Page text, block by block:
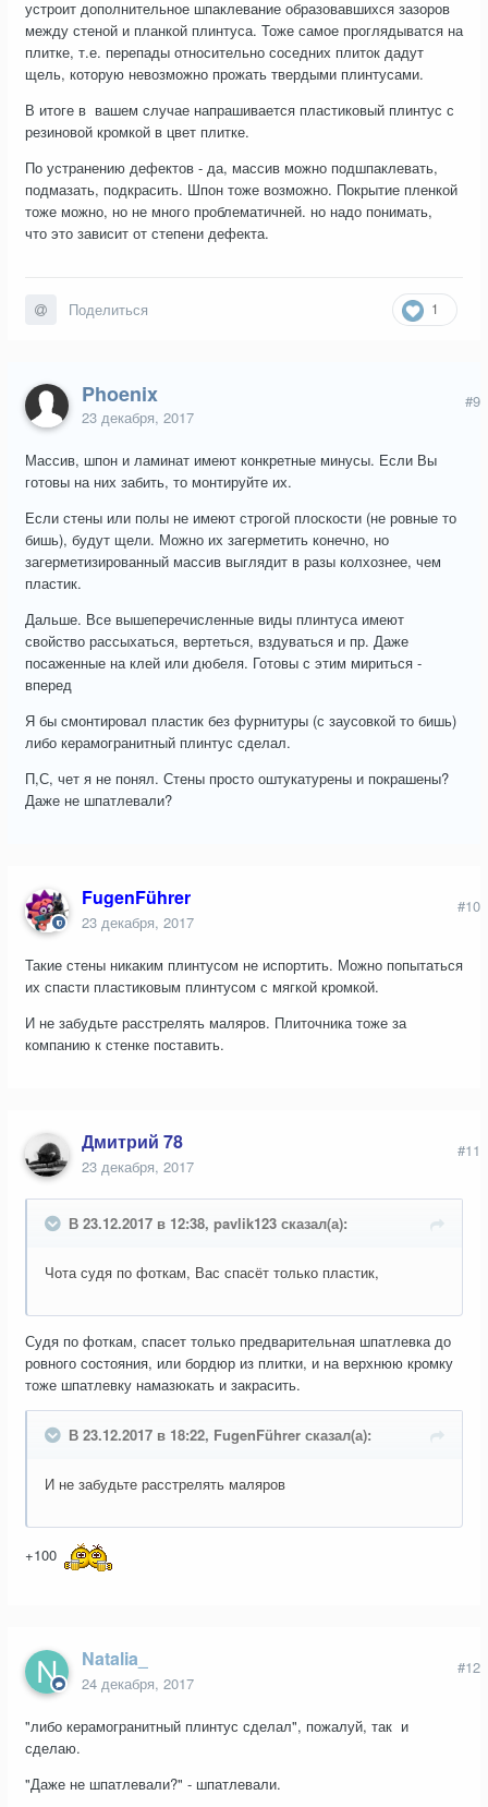
устроит дополнительное шпаклевание образовавшихся зазоров
между стеной и планкой плинтуса. Тоже самое проглядыватся на
плитке, т.е. перепады относительно соседних плиток дадут
щель, которую невозможно прожать твердыми плинтусами.
В итоге в вашем случае напрашивается пластиковый плинтус с
резиновой кромкой в цвет плитке.
По устранению дефектов - да, массив можно подшпаклевать,
подмазать, подкрасить. Шпон тоже возможно. Покрытие пленкой
тоже можно, но не много проблематичней. но надо понимать,
что это зависит от степени дефекта.
1
Поделиться
Phoenix
23 декабря, 2017
#9
Массив, шпон и ламинат имеют конкретные минусы. Если Вы
готовы на них забить, то монтируйте их.
Если стены или полы не имеют строгой плоскости (не ровные то
бишь), будут щели. Можно их загерметить конечно, но
загерметизированный массив выглядит в разы колхознее, чем
пластик.
Дальше. Все вышеперечисленные виды плинтуса имеют
свойство рассыхаться, вертеться, вздуваться и пр. Даже
посаженные на клей или дюбеля. Готовы с этим мириться -
вперед
Я бы смонтировал пластик без фурнитуры (с заусовкой то бишь)
либо керамогранитный плинтус сделал.
П,С, чет я не понял. Стены просто оштукатурены и покрашены?
Даже не шпатлевали?
FugenFührer
23 декабря, 2017
#10
Такие стены никаким плинтусом не испортить. Можно попытаться
их спасти пластиковым плинтусом с мягкой кромкой.
И не забудьте расстрелять маляров. Плиточника тоже за
компанию к стенке поставить.
Дмитрий 78
23 декабря, 2017
#11
В 23.12.2017 в 12:38, pavlik123 сказал(а):
Чота судя по фоткам, Вас спасёт только пластик,
Судя по фоткам, спасет только предварительная шпатлевка до
ровного состояния, или бордюр из плитки, и на верхнюю кромку
тоже шпатлевку намазюкать и закрасить.
В 23.12.2017 в 18:22, FugenFührer сказал(а):
И не забудьте расстрелять маляров
+100
Natalia_
24 декабря, 2017
#12
"либо керамогранитный плинтус сделал", пожалуй, так и
сделаю.
"Даже не шпатлевали?" - шпатлевали.